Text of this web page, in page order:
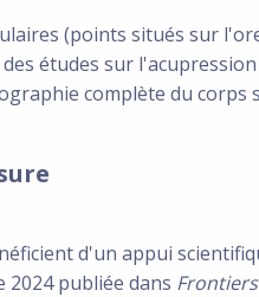
(points situés sur
études sur l'acupression
complète du corps
d'un appui
2024 publiée dans